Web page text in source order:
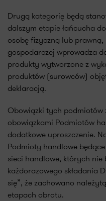
Drugą kategorię będą
dalszym etapie łańcucha
osobę fizyczną lub
gospodarczej wprowadza
produkty wytworzone z
produktów (surowców)
deklaracją.
Obowiązki tych podmiotów
obowiązkami Podmiotów
dodatkowe uproszczenie.
Podmioty handlowe
sieci handlowe, których nie
każdorazowego składania
się”, że zachowano
etapach obrotu.